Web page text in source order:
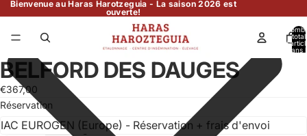
Bienvenue au Haras Harotzeguia - La saison 2026 est
ouverte!
total
dans
BELFORD DES DAUGES
€367,00
Réservation
Diminuer
Augmenter